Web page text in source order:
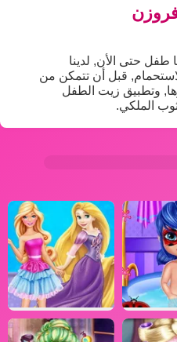
طفل حتى الأن, لدينا
قبل أن تتمكن من
وتطبيق زيت الطفل
الملكي.